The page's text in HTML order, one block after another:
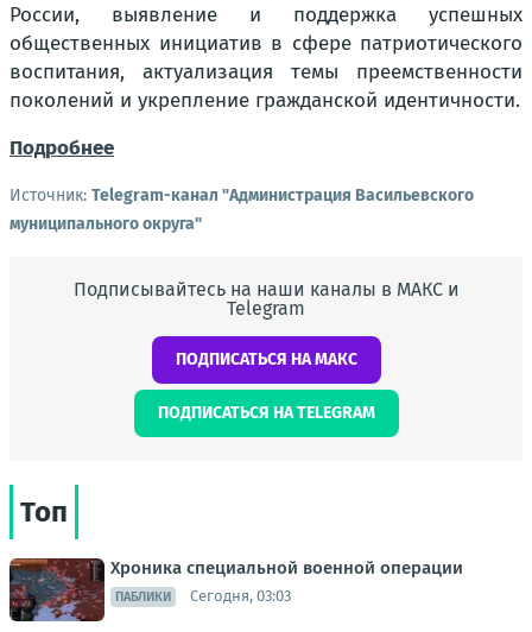
России, выявление и поддержка успешных
общественных инициатив в сфере патриотического
воспитания, актуализация темы преемственности
поколений и укрепление гражданской идентичности.
Подробнее
Источник: Telegram-канал "Администрация Васильевского
муниципального округа"
Подписывайтесь на наши каналы в МАКС и
Telegram
ПОДПИСАТЬСЯ НА МАКС
ПОДПИСАТЬСЯ НА TELEGRAM
Топ
Хроника специальной военной операции
ПАБЛИКИ Сегодня, 03:03